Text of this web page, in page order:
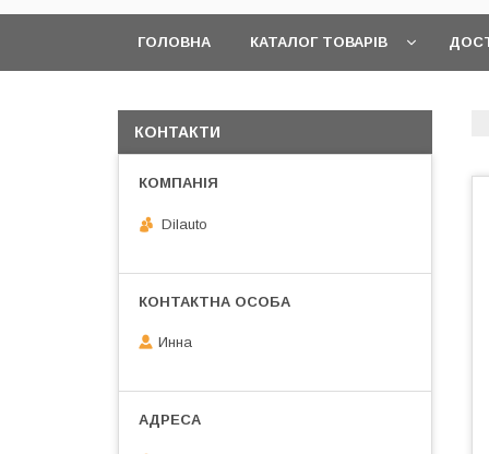
ГОЛОВНА КАТАЛОГ ТОВАРІВ
КОНТАКТИ
Dilauto
Инна